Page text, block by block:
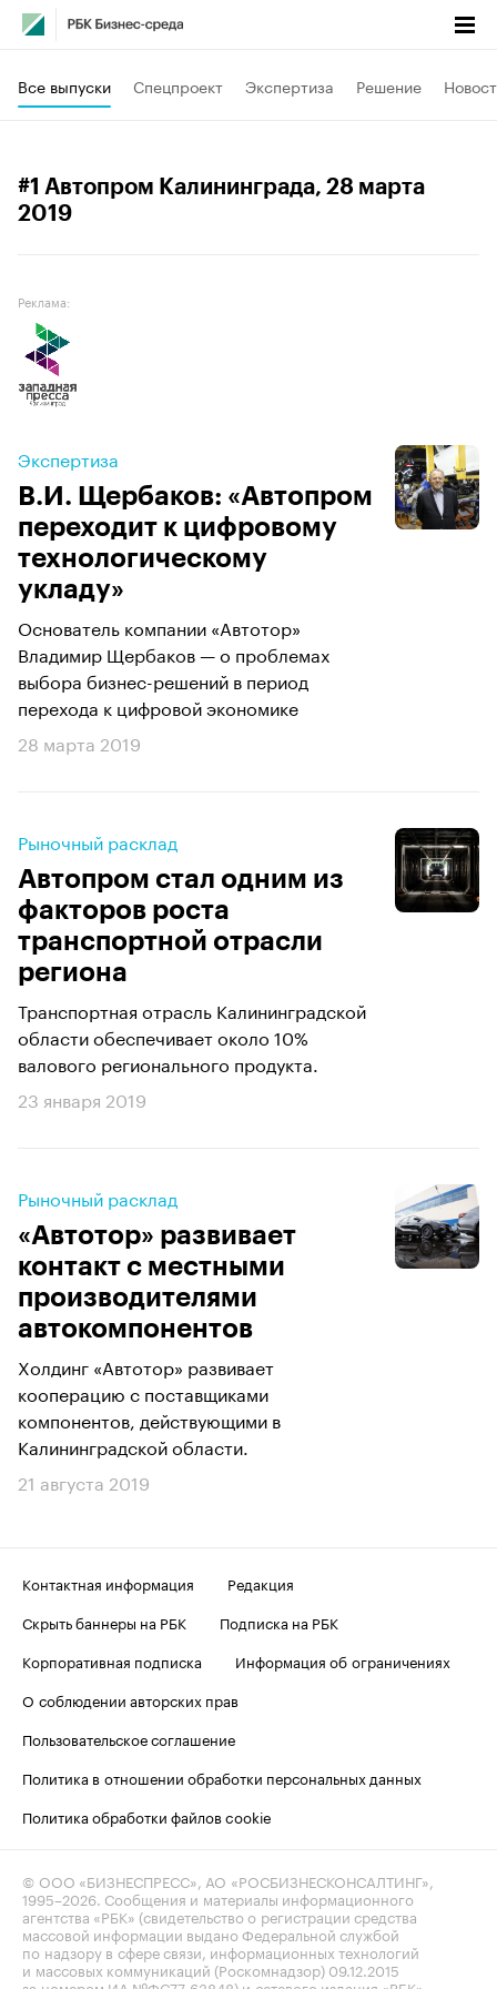
Все выпуски Спецпроект Экспертиза Решение
#1 Автопром Калининграда, 28 марта
2019
Реклама:
Экспертиза
В.И. Щербаков: «Автопром
переходит к цифровому
технологическому
укладу»
Основатель компании «Автотор»
Владимир Щербаков — о проблемах
выбора бизнес-решений в период
перехода к цифровой экономике
28 марта 2019
Рыночный расклад
Автопром стал одним из
факторов роста
транспортной отрасли
региона
Транспортная отрасль Калининградской
области обеспечивает около 10%
валового регионального продукта.
23 января 2019
Рыночный расклад
«Автотор» развивает
контакт с местными
производителями
автокомпонентов
Холдинг «Автотор» развивает
кооперацию с поставщиками
компонентов, действующими в
Калининградской области.
21 августа 2019
Контактная информация
Редакция
Скрыть баннеры на РБК
Подписка на РБК
Корпоративная подписка
Информация об ограничениях
О соблюдении авторских прав
Пользовательское соглашение
Политика в отношении обработки персональных данных
Политика обработки файлов cookie
© ООО «БИЗНЕСПРЕСС», АО «РОСБИЗНЕСКОНСАЛТИНГ»,
1995–2026. Сообщения и материалы информационного
агентства «РБК» (свидетельство о регистрации средства
массовой информации выдано Федеральной службой
по надзору в сфере связи, информационных технологий
и массовых коммуникаций (Роскомнадзор) 09.12.2015